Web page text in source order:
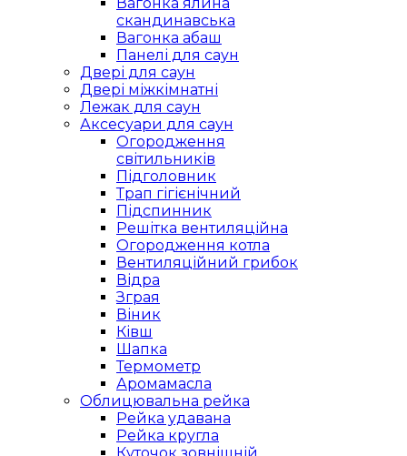
Вагонка ялина
скандинавська
Вагонка абаш
Панелі для саун
Двері для саун
Двері міжкімнатні
Лежак для саун
Аксесуари для саун
Огородження
світильників
Підголовник
Трап гігієнічний
Підспинник
Решітка вентиляційна
Огородження котла
Вентиляційний грибок
Відра
Зграя
Віник
Ківш
Шапка
Термометр
Аромамасла
Облицювальна рейка
Рейка удавана
Рейка кругла